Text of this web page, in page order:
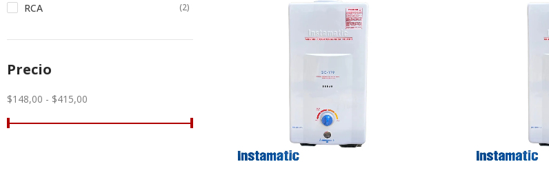
RCA (2)
Precio
$148,00 - $415,00